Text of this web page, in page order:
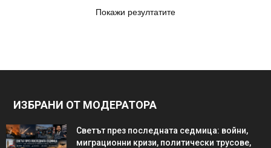
Покажи резултатите
ИЗБРАНИ ОТ МОДЕРАТОРА
Светът през последната седмица: войни,
миграционни кризи, политически трусове,